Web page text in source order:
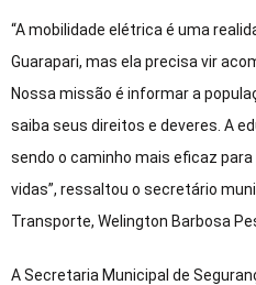
“A mobilidade elétrica é uma
Guarapari, mas ela precisa vir
Nossa missão é informar a
saiba seus direitos e deveres. A
sendo o caminho mais eficaz
vidas”, ressaltou o secretário
Transporte, Welington Barbosa
A Secretaria Municipal de